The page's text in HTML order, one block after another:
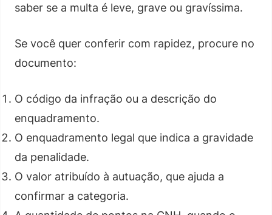
saber se a multa é leve, grave ou gravíssima.
Se você quer conferir com rapidez, procure no
documento:
O código da infração ou a descrição do
enquadramento.
O enquadramento legal que indica a gravidade
da penalidade.
O valor atribuído à autuação, que ajuda a
confirmar a categoria.